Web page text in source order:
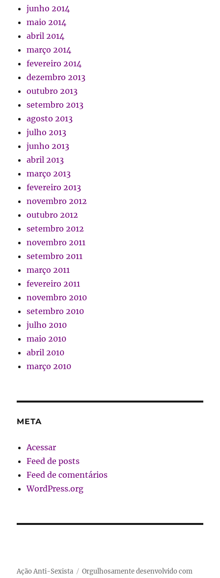
junho 2014
maio 2014
abril 2014
março 2014
fevereiro 2014
dezembro 2013
outubro 2013
setembro 2013
agosto 2013
julho 2013
junho 2013
abril 2013
março 2013
fevereiro 2013
novembro 2012
outubro 2012
setembro 2012
novembro 2011
setembro 2011
março 2011
fevereiro 2011
novembro 2010
setembro 2010
julho 2010
maio 2010
abril 2010
março 2010
META
Acessar
Feed de posts
Feed de comentários
WordPress.org
Ação Anti-Sexista
Orgulhosamente desenvolvido com